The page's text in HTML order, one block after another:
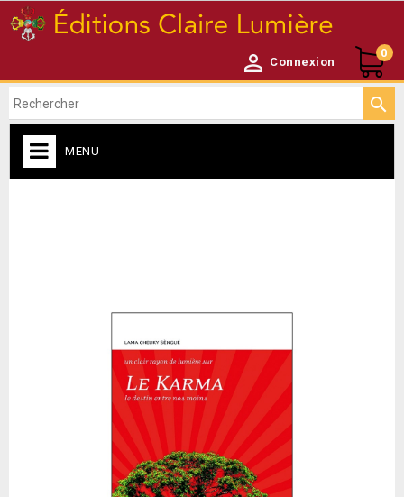
 Connexion
0

MENU